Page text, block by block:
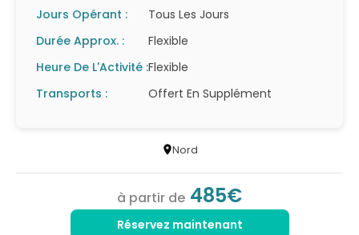
Jours Opérant :
Tous Les Jours
Durée Approx. :
Flexible
Heure De L'Activité :Flexible
Transports :
Offert En Supplément
Nord
à partir de 485€
Réservez maintenant